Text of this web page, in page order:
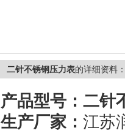
二针不锈钢压力表的详细资料
产品型号： 二针
生产厂家： 江苏